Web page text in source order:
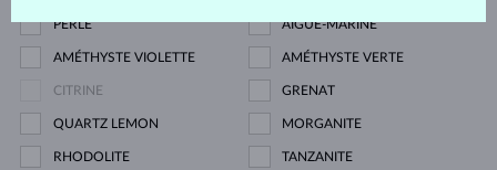
PERLE AIGUE-MARINE
AMÉTHYSTE VIOLETTE AMÉTHYSTE VERTE
CITRINE GRENAT
QUARTZ LEMON MORGANITE
RHODOLITE TANZANITE